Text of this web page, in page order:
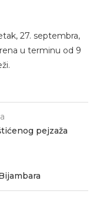
27. septembra,
u terminu od 9
pejzaža